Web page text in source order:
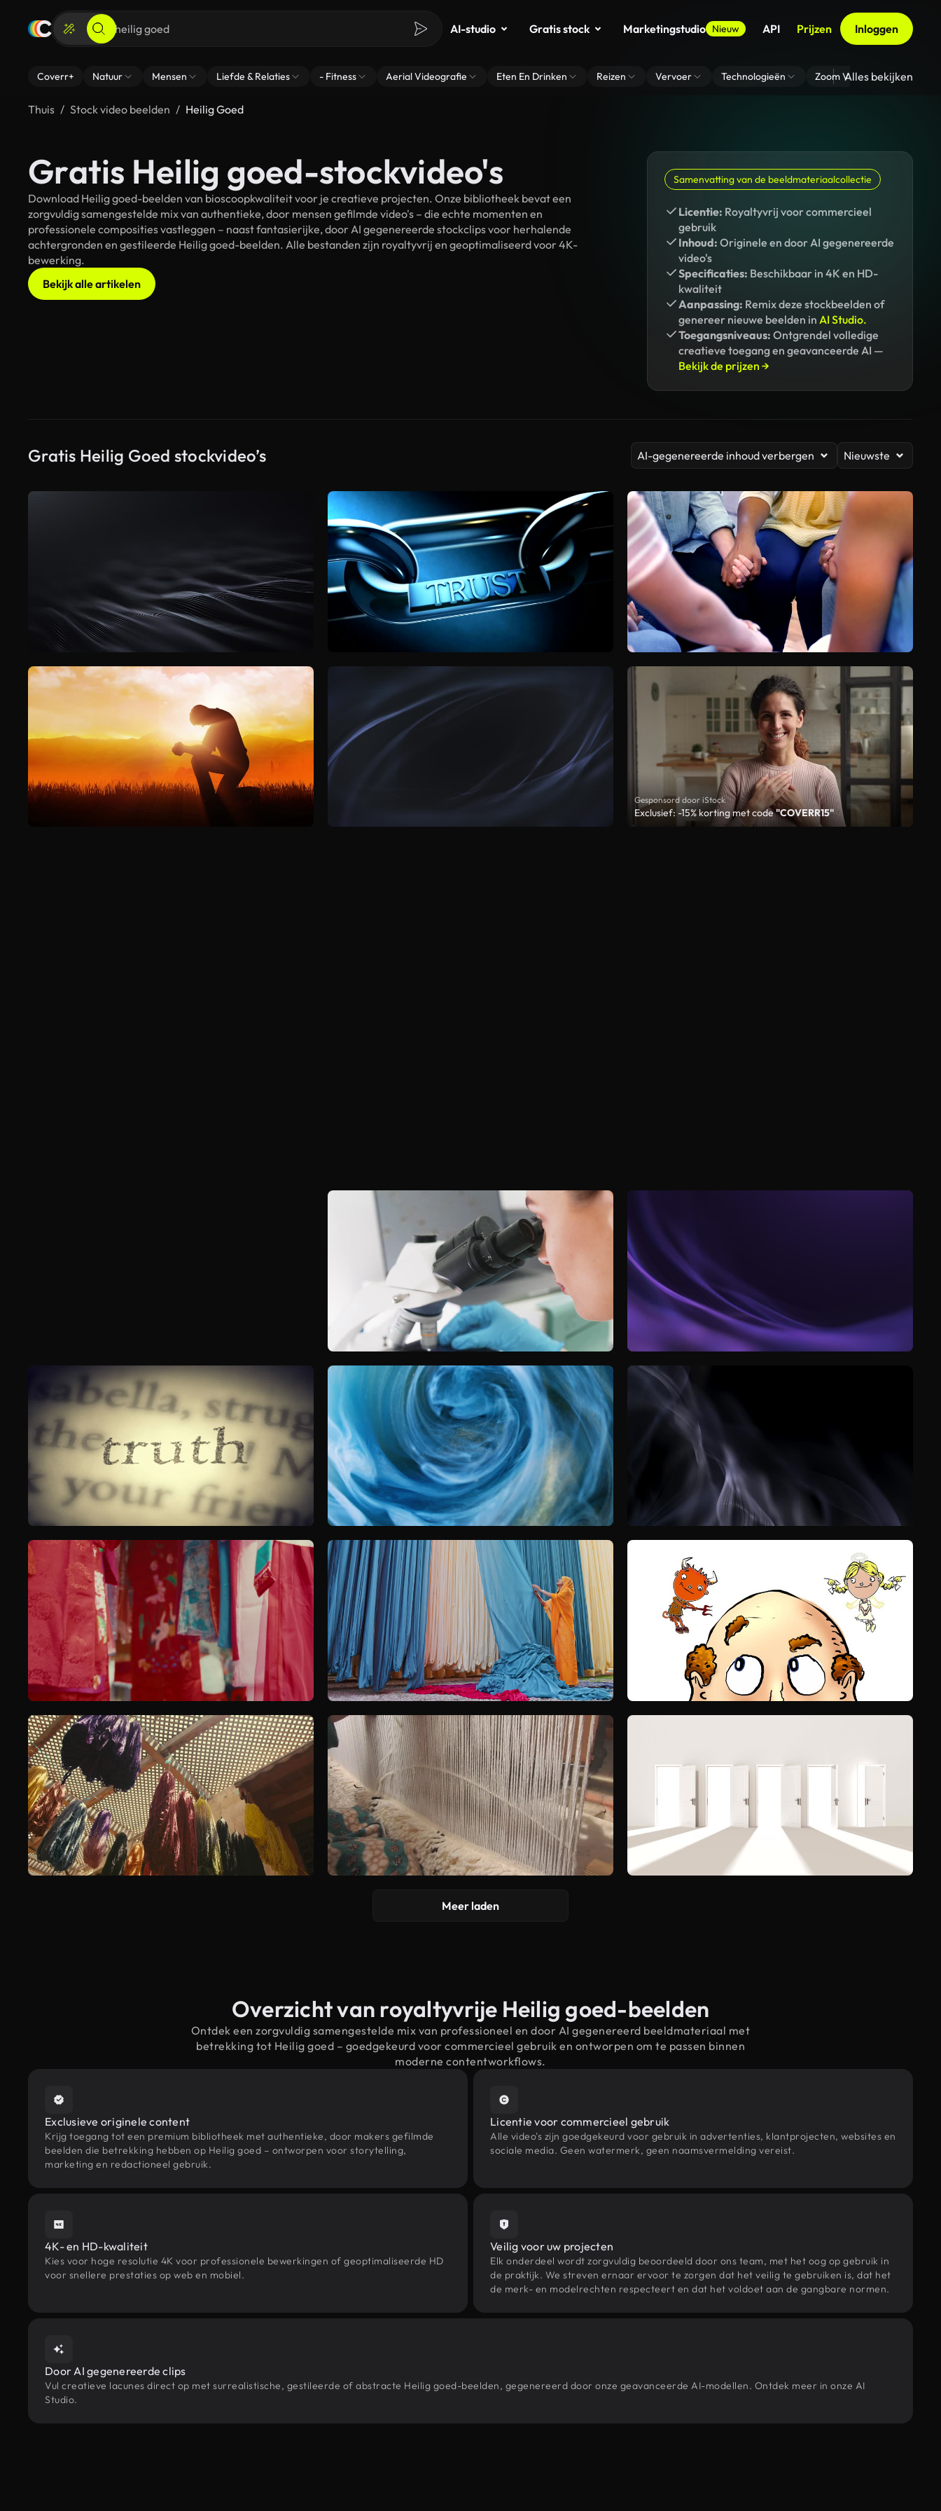
AI-studio Gratis stock Marketingstudio Nieuw API Prijzen Inloggen
Coverr+ Natuur Mensen Liefde & Relaties - Fitness Aerial Videografie Eten En Drinken Reizen Vervoer Technologieën Zoom Virtuele
Alles bekijken
Thuis Stock video beelden Heilig Goed
Gratis Heilig goed-stockvideo's
Download Heilig goed-beelden van bioscoopkwaliteit voor je creatieve projecten. Onze bibliotheek bevat een
zorgvuldig samengestelde mix van authentieke, door mensen gefilmde video's – die echte momenten en
professionele composities vastleggen – naast fantasierijke, door AI gegenereerde stockclips voor herhalende
achtergronden en gestileerde Heilig goed-beelden. Alle bestanden zijn royaltyvrij en geoptimaliseerd voor 4K-
bewerking.
Bekijk alle artikelen
Samenvatting van de beeldmateriaalcollectie
Licentie: Royaltyvrij voor commercieel
gebruik
Inhoud: Originele en door AI gegenereerde
video's
Specificaties: Beschikbaar in 4K en HD-
kwaliteit
Aanpassing: Remix deze stockbeelden of
genereer nieuwe beelden in AI Studio.
Toegangsniveaus: Ontgrendel volledige
creatieve toegang en geavanceerde AI —
Bekijk de prijzen →
Gratis Heilig Goed stockvideo’s AI-gegenereerde inhoud verbergen Nieuwste
Gesponsord door iStock
Exclusief: -15% korting met code"COVERR15"
Meer laden
Overzicht van royaltyvrije Heilig goed-beelden
Ontdek een zorgvuldig samengestelde mix van professioneel en door AI gegenereerd beeldmateriaal met
betrekking tot Heilig goed – goedgekeurd voor commercieel gebruik en ontworpen om te passen binnen
moderne contentworkflows.
Exclusieve originele content
Krijg toegang tot een premium bibliotheek met authentieke, door makers gefilmde
beelden die betrekking hebben op Heilig goed – ontworpen voor storytelling,
marketing en redactioneel gebruik.
Licentie voor commercieel gebruik
Alle video's zijn goedgekeurd voor gebruik in advertenties, klantprojecten, websites en
sociale media. Geen watermerk, geen naamsvermelding vereist.
4K- en HD-kwaliteit
Kies voor hoge resolutie 4K voor professionele bewerkingen of geoptimaliseerde HD
voor snellere prestaties op web en mobiel.
Veilig voor uw projecten
Elk onderdeel wordt zorgvuldig beoordeeld door ons team, met het oog op gebruik in
de praktijk. We streven ernaar ervoor te zorgen dat het veilig te gebruiken is, dat het
de merk- en modelrechten respecteert en dat het voldoet aan de gangbare normen.
Door AI gegenereerde clips
Vul creatieve lacunes direct op met surrealistische, gestileerde of abstracte Heilig goed-beelden, gegenereerd door onze geavanceerde AI-modellen. Ontdek meer in onze AI
Studio.